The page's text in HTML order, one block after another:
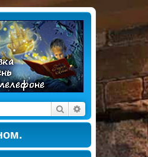
Поиск Расширенный